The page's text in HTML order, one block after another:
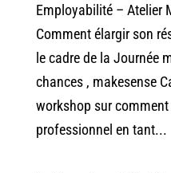
Employabilité – Atelier
Comment élargir son
le cadre de la Journée
chances , makesense
workshop sur
professionnel en tant...